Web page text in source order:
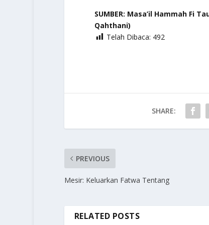
SUMBER: Masa’il Hammah Fi
Qahthani)
Telah Dibaca: 492
SHARE:
PREVIOUS
Mesir: Keluarkan Fatwa Tentang
RELATED POSTS